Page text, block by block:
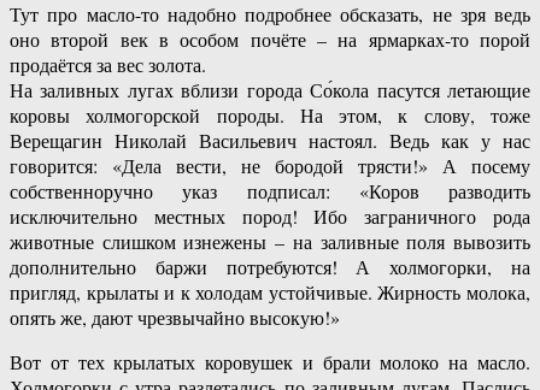
Тут про масло-то надобно подробнее обсказать, не зря ведь
оно второй век в особом почёте – на ярмарках-то порой
продаётся за вес золота.
На заливных лугах вблизи города Со́кола пасутся летающие
коровы холмогорской породы. На этом, к слову, тоже
Верещагин Николай Васильевич настоял. Ведь как у нас
говорится: «Дела вести, не бородой трясти!» А посему
собственноручно указ подписал: «Коров разводить
исключительно местных пород! Ибо заграничного рода
животные слишком изнежены – на заливные поля вывозить
дополнительно баржи потребуются! А холмогорки, на
пригляд, крылаты и к холодам устойчивые. Жирность молока,
опять же, дают чрезвычайно высокую!»
Вот от тех крылатых коровушек и брали молоко на масло.